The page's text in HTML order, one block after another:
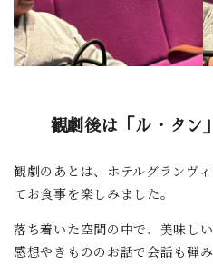
観劇後は「ル・タン
観劇のあとは、ホテルグランヴ
てお食事を楽しみました。
落ち着いた空間の中で、美味し
感想やきもののお話で会話も弾み